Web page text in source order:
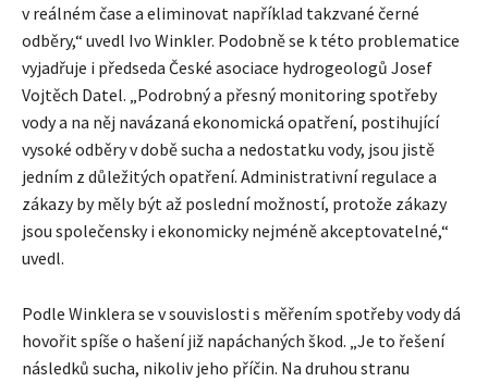
v reálném čase a eliminovat například takzvané černé
odběry,“ uvedl Ivo Winkler. Podobně se k této problematice
vyjadřuje i předseda České asociace hydrogeologů Josef
Vojtěch Datel. „Podrobný a přesný monitoring spotřeby
vody a na něj navázaná ekonomická opatření, postihující
vysoké odběry v době sucha a nedostatku vody, jsou jistě
jedním z důležitých opatření. Administrativní regulace a
zákazy by měly být až poslední možností, protože zákazy
jsou společensky i ekonomicky nejméně akceptovatelné,“
uvedl.
Podle Winklera se v souvislosti s měřením spotřeby vody dá
hovořit spíše o hašení již napáchaných škod. „Je to řešení
následků sucha, nikoliv jeho příčin. Na druhou stranu